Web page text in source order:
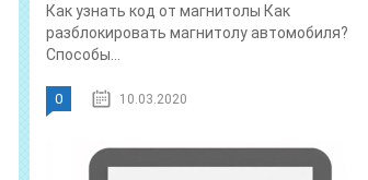
Как узнать код от магнитолы Как
разблокировать магнитолу автомобиля?
Способы...
0 10.03.2020